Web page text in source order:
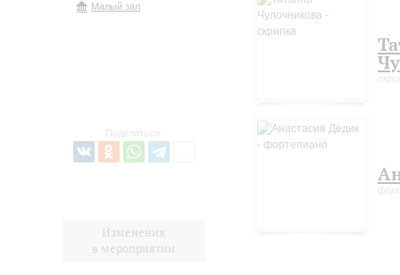
Малый зал
Поделиться:
Изменения
в мероприятии